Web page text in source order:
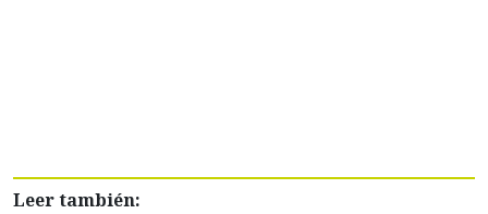
Leer también: